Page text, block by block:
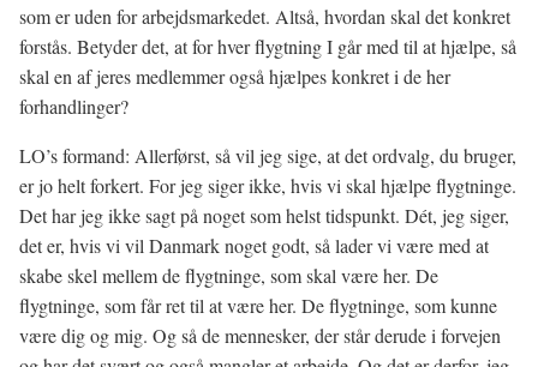
som er uden for arbejdsmarkedet. Altså, hvordan skal det konkret
forstås. Betyder det, at for hver flygtning I går med til at hjælpe, så
skal en af jeres medlemmer også hjælpes konkret i de her
forhandlinger?
LO’s formand: Allerførst, så vil jeg sige, at det ordvalg, du bruger,
er jo helt forkert. For jeg siger ikke, hvis vi skal hjælpe flygtninge.
Det har jeg ikke sagt på noget som helst tidspunkt. Dét, jeg siger,
det er, hvis vi vil Danmark noget godt, så lader vi være med at
skabe skel mellem de flygtninge, som skal være her. De
flygtninge, som får ret til at være her. De flygtninge, som kunne
være dig og mig. Og så de mennesker, der står derude i forvejen